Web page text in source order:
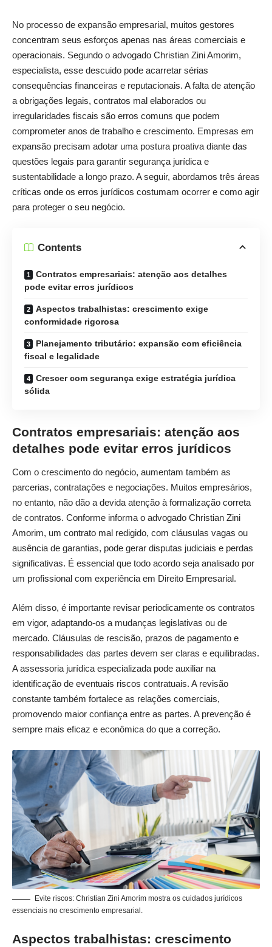
No processo de expansão empresarial, muitos gestores
concentram seus esforços apenas nas áreas comerciais e
operacionais. Segundo o advogado Christian Zini Amorim,
especialista, esse descuido pode acarretar sérias
consequências financeiras e reputacionais. A falta de atenção
a obrigações legais, contratos mal elaborados ou
irregularidades fiscais são erros comuns que podem
comprometer anos de trabalho e crescimento. Empresas em
expansão precisam adotar uma postura proativa diante das
questões legais para garantir segurança jurídica e
sustentabilidade a longo prazo. A seguir, abordamos três áreas
críticas onde os erros jurídicos costumam ocorrer e como agir
para proteger o seu negócio.
Contents
Contratos empresariais: atenção aos detalhes
pode evitar erros jurídicos
Aspectos trabalhistas: crescimento exige
conformidade rigorosa
Planejamento tributário: expansão com eficiência
fiscal e legalidade
Crescer com segurança exige estratégia jurídica
sólida
Contratos empresariais: atenção aos
detalhes pode evitar erros jurídicos
Com o crescimento do negócio, aumentam também as
parcerias, contratações e negociações. Muitos empresários,
no entanto, não dão a devida atenção à formalização correta
de contratos. Conforme informa o advogado Christian Zini
Amorim, um contrato mal redigido, com cláusulas vagas ou
ausência de garantias, pode gerar disputas judiciais e perdas
significativas. É essencial que todo acordo seja analisado por
um profissional com experiência em Direito Empresarial.
Além disso, é importante revisar periodicamente os contratos
em vigor, adaptando-os a mudanças legislativas ou de
mercado. Cláusulas de rescisão, prazos de pagamento e
responsabilidades das partes devem ser claras e equilibradas.
A assessoria jurídica especializada pode auxiliar na
identificação de eventuais riscos contratuais. A revisão
constante também fortalece as relações comerciais,
promovendo maior confiança entre as partes. A prevenção é
sempre mais eficaz e econômica do que a correção.
Evite riscos: Christian Zini Amorim mostra os cuidados jurídicos
essenciais no crescimento empresarial.
Aspectos trabalhistas: crescimento